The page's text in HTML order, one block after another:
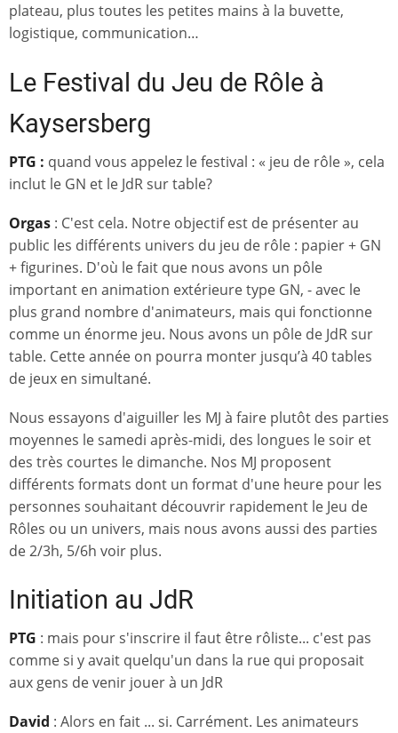
plateau, plus toutes les petites mains à la buvette,
logistique, communication…
Le Festival du Jeu de Rôle à
Kaysersberg
PTG : quand vous appelez le festival : « jeu de rôle », cela
inclut le GN et le JdR sur table?
Orgas : C'est cela. Notre objectif est de présenter au
public les différents univers du jeu de rôle : papier + GN
+ figurines. D'où le fait que nous avons un pôle
important en animation extérieure type GN, - avec le
plus grand nombre d'animateurs, mais qui fonctionne
comme un énorme jeu. Nous avons un pôle de JdR sur
table. Cette année on pourra monter jusqu’à 40 tables
de jeux en simultané.
Nous essayons d'aiguiller les MJ à faire plutôt des parties
moyennes le samedi après-midi, des longues le soir et
des très courtes le dimanche. Nos MJ proposent
différents formats dont un format d'une heure pour les
personnes souhaitant découvrir rapidement le Jeu de
Rôles ou un univers, mais nous avons aussi des parties
de 2/3h, 5/6h voir plus.
Initiation au JdR
PTG : mais pour s'inscrire il faut être rôliste... c'est pas
comme si y avait quelqu'un dans la rue qui proposait
aux gens de venir jouer à un JdR
David : Alors en fait ... si. Carrément. Les animateurs